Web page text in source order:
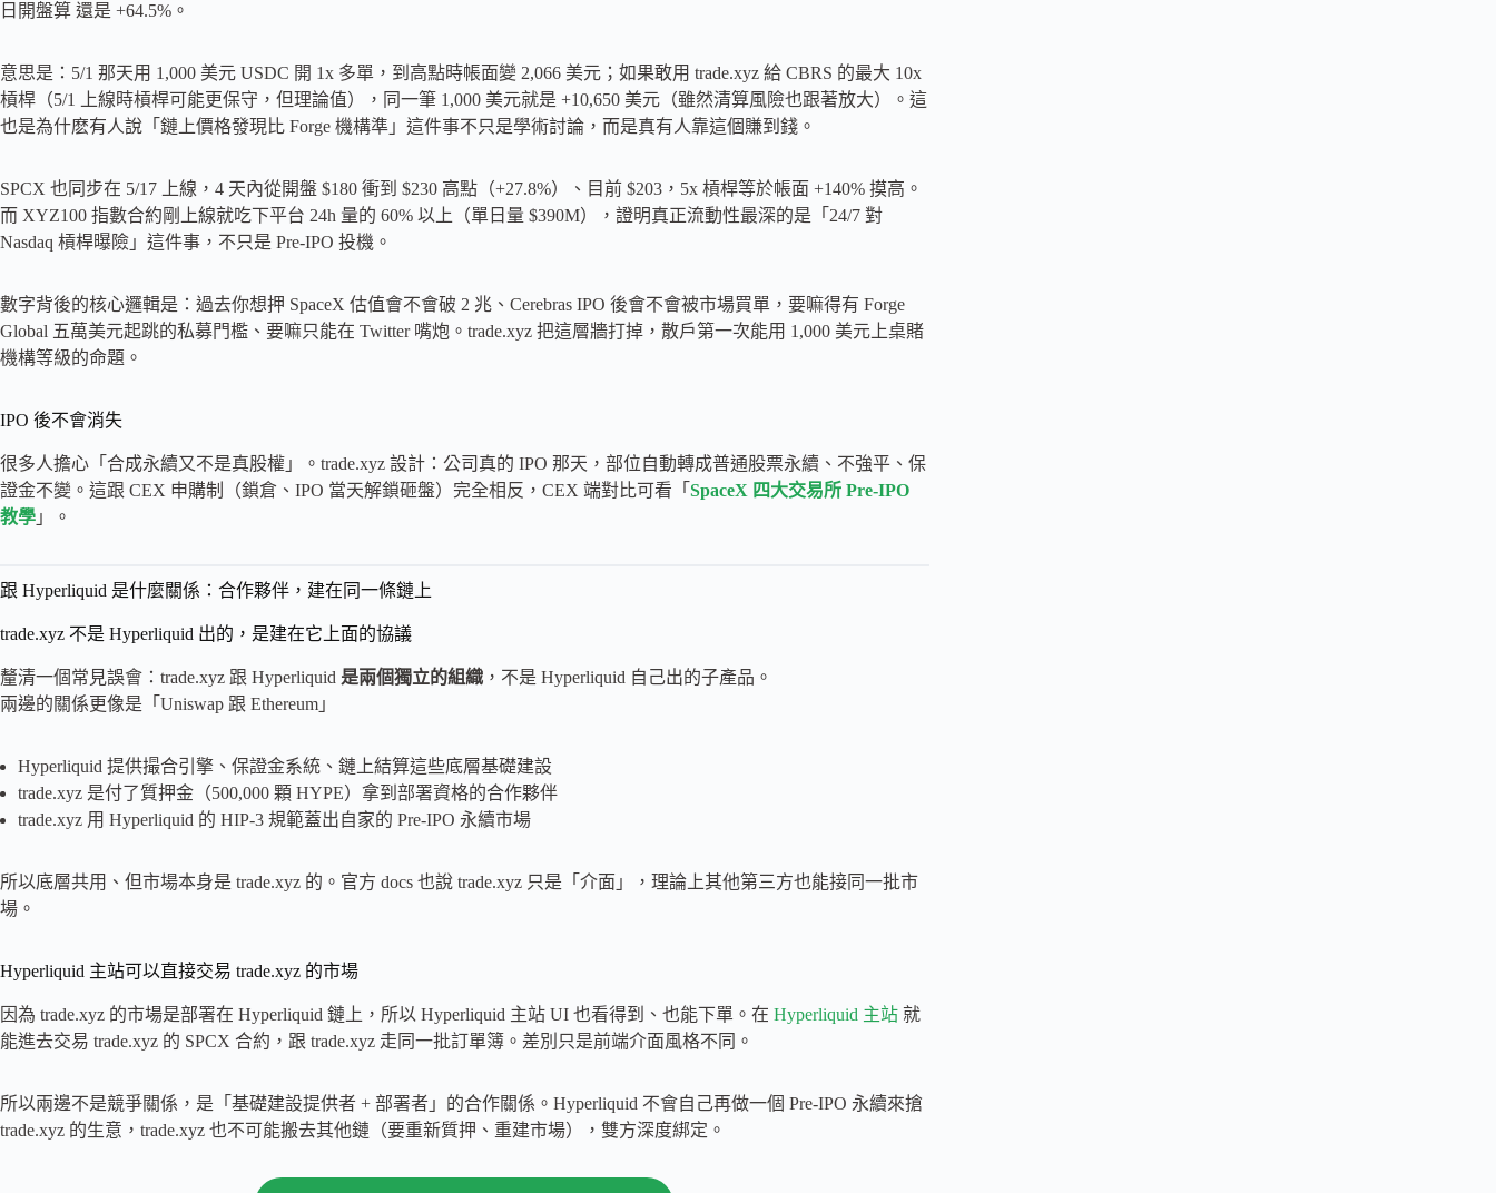
日開盤算 還是 +64.5%。
意思是：5/1 那天用 1,000 美元 USDC 開 1x 多單，到高點時帳面變 2,066 美元；如果敢用 trade.xyz 給 CBRS 的最大 10x
槓桿（5/1 上線時槓桿可能更保守，但理論值），同一筆 1,000 美元就是 +10,650 美元（雖然清算風險也跟著放大）。這
也是為什麽有人說「鏈上價格發現比 Forge 機構準」這件事不只是學術討論，而是真有人靠這個賺到錢。
SPCX 也同步在 5/17 上線，4 天內從開盤 $180 衝到 $230 高點（+27.8%）、目前 $203，5x 槓桿等於帳面 +140% 摸高。
而 XYZ100 指數合約剛上線就吃下平台 24h 量的 60% 以上（單日量 $390M），證明真正流動性最深的是「24/7 對
Nasdaq 槓桿曝險」這件事，不只是 Pre-IPO 投機。
數字背後的核心邏輯是：過去你想押 SpaceX 估值會不會破 2 兆、Cerebras IPO 後會不會被市場買單，要嘛得有 Forge
Global 五萬美元起跳的私募門檻、要嘛只能在 Twitter 嘴炮。trade.xyz 把這層牆打掉，散戶第一次能用 1,000 美元上桌賭
機構等級的命題。
IPO 後不會消失
很多人擔心「合成永續又不是真股權」。trade.xyz 設計：公司真的 IPO 那天，部位自動轉成普通股票永續、不強平、保
證金不變。這跟 CEX 申購制（鎖倉、IPO 當天解鎖砸盤）完全相反，CEX 端對比可看「 SpaceX 四大交易所 Pre-IPO
教學 」。
跟 Hyperliquid 是什麼關係：合作夥伴，建在同一條鏈上
trade.xyz 不是 Hyperliquid 出的，是建在它上面的協議
釐清一個常見誤會：trade.xyz 跟 Hyperliquid 是兩個獨立的組織 ，不是 Hyperliquid 自己出的子產品。
兩邊的關係更像是「Uniswap 跟 Ethereum」
Hyperliquid 提供撮合引擎、保證金系統、鏈上結算這些底層基礎建設
trade.xyz 是付了質押金（500,000 顆 HYPE）拿到部署資格的合作夥伴
trade.xyz 用 Hyperliquid 的 HIP-3 規範蓋出自家的 Pre-IPO 永續市場
所以底層共用、但市場本身是 trade.xyz 的。官方 docs 也說 trade.xyz 只是「介面」，理論上其他第三方也能接同一批市
場。
Hyperliquid 主站可以直接交易 trade.xyz 的市場
因為 trade.xyz 的市場是部署在 Hyperliquid 鏈上，所以 Hyperliquid 主站 UI 也看得到、也能下單。在 Hyperliquid 主站 就
能進去交易 trade.xyz 的 SPCX 合約，跟 trade.xyz 走同一批訂單簿。差別只是前端介面風格不同。
所以兩邊不是競爭關係，是「基礎建設提供者 + 部署者」的合作關係。Hyperliquid 不會自己再做一個 Pre-IPO 永續來搶
trade.xyz 的生意，trade.xyz 也不可能搬去其他鏈（要重新質押、重建市場），雙方深度綁定。